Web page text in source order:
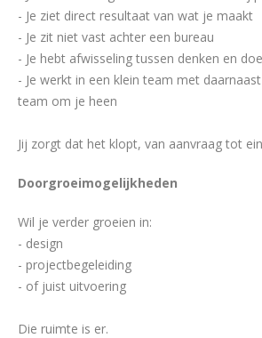
- Je ziet direct resultaat van wat je maakt
- Je zit niet vast achter een bureau
- Je hebt afwisseling tussen denken en
- Je werkt in een klein team met
team om je heen
Jij zorgt dat het klopt, van aanvraag tot
Doorgroeimogelijkheden
Wil je verder groeien in:
- design
- projectbegeleiding
- of juist uitvoering
Die ruimte is er.